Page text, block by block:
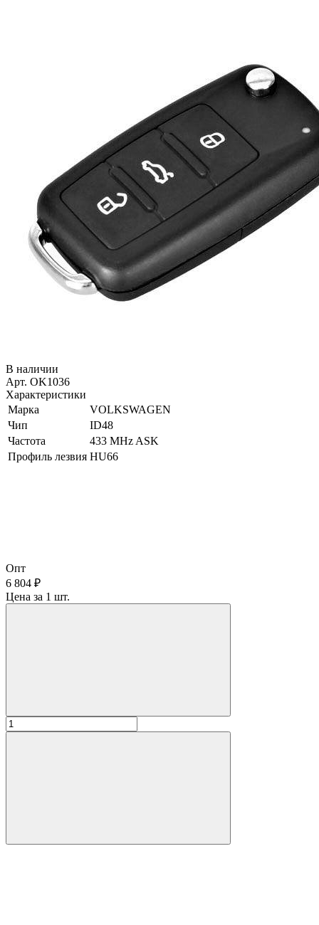
В наличии
Арт. OK1036
Характеристики
Марка
VOLKSWAGEN
Чип
ID48
Частота
433 MHz ASK
Профиль лезвия HU66
Опт
6 804 ₽
Цена за 1 шт.